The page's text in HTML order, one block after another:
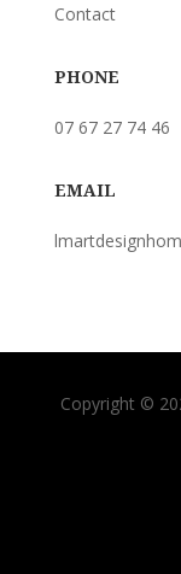
Contact
PHONE
07 67 27 74 46
EMAIL
Copyright ©